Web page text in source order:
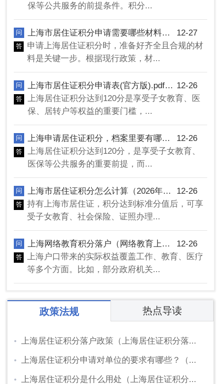
保等公共服务的前提条件。积分...
问 上海市居住证积分申请需要哪些材料（上海市居住证积分办理需要哪些材料） 12-27
答
申请上海居住证积分时，准备好齐全且合规的材
料是关键一步。根据现行政策，材...
问 上海市居住证积分申请表(官方版).pdf（上海市居住证积分申请材料） 12-26
答
上海居住证积分达到120分是享受子女教育、医
保、居转户等权益的重要门槛，...
问 上海申请居住证积分，档案里要有哪些材料（上海居住证积分办理需要调档吗） 12-26
答
上海居住证积分达到120分，是享受子女教育、
医保等公共服务的重要前提，而...
问 上海市居住证积分怎么计算（2026年上海居住证积分怎么算） 12-26
答
持有上海市居住证，积分达到标准分值后，可享
受子女教育、社会保险、证照办理...
问 上海网络教育积分落户（网络教育上海积分认可吗） 12-26
答
上海户口带来的实际权益覆盖工作、教育、医疗
等多个方面。比如，部分政府机关...
政策法规 热点导读
上海居住证积分落户政策（上海居住证积分落...
上海居住证积分申请对单位的要求有哪些？（...
上海居住证积分是什么用处（上海居住证积分...